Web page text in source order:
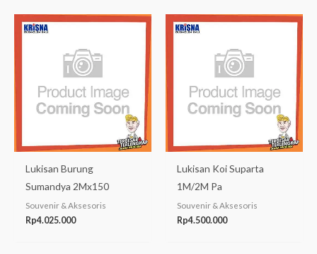
Lukisan Burung
Sumandya 2Mx150
Souvenir & Aksesoris
Rp4.025.000
Lukisan Koi Suparta
1M/2M Pa
Souvenir & Aksesoris
Rp4.500.000